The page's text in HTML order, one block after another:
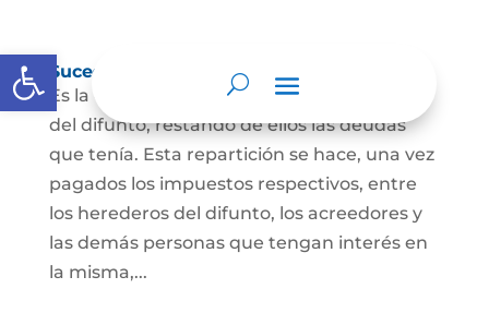
Abrir barra de herramientas
Sucesión de bienes por causa de muerte
Es la que se hace para repartir los bienes
del difunto, restando de ellos las deudas
que tenía. Esta repartición se hace, una vez
pagados los impuestos respectivos, entre
los herederos del difunto, los acreedores y
las demás personas que tengan interés en
la misma,...